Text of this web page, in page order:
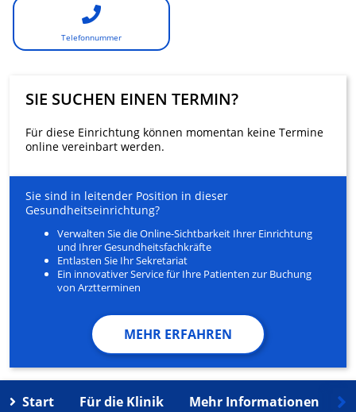
Telefonnummer
SIE SUCHEN EINEN TERMIN?
Für diese Einrichtung können momentan keine Termine
online vereinbart werden.
Sie sind in leitender Position in dieser
Gesundheitseinrichtung?
Verwalten Sie die Online-Sichtbarkeit Ihrer Einrichtung
und Ihrer Gesundheitsfachkräfte
Entlasten Sie Ihr Sekretariat
Ein innovativer Service für Ihre Patienten zur Buchung
von Arztterminen
MEHR ERFAHREN
Start Für die Klinik Mehr Informationen